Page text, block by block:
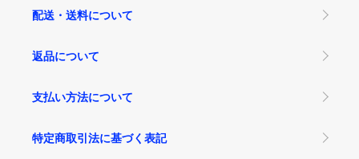
配送・送料について
返品について
支払い方法について
特定商取引法に基づく表記